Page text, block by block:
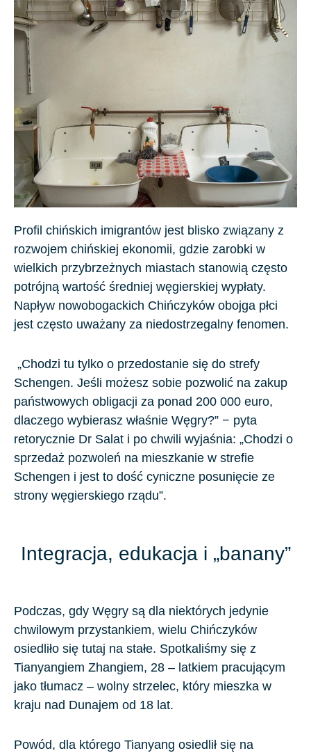
Profil chińskich imigrantów jest blisko związany z
rozwojem chińskiej ekonomii, gdzie zarobki w
wielkich przybrzeżnych miastach stanowią często
potrójną wartość średniej węgierskiej wypłaty.
Napływ nowobogackich Chińczyków obojga płci
jest często uważany za niedostrzegalny fenomen.
„Chodzi tu tylko o przedostanie się do strefy
Schengen. Jeśli możesz sobie pozwolić na zakup
państwowych obligacji za ponad 200 000 euro,
dlaczego wybierasz właśnie Węgry?” − pyta
retorycznie Dr Salat i po chwili wyjaśnia: „Chodzi o
sprzedaż pozwoleń na mieszkanie w strefie
Schengen i jest to dość cyniczne posunięcie ze
strony węgierskiego rządu”.
Integracja, edukacja i „banany”
Podczas, gdy Węgry są dla niektórych jedynie
chwilowym przystankiem, wielu Chińczyków
osiedliło się tutaj na stałe. Spotkaliśmy się z
Tianyangiem Zhangiem, 28 – latkiem pracującym
jako tłumacz – wolny strzelec, który mieszka w
kraju nad Dunajem od 18 lat.
Powód, dla którego Tianyang osiedlił się na